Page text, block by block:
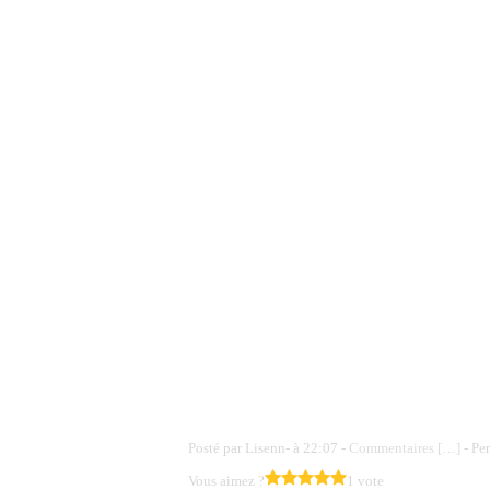
Posté par Lisenn- à 22:07 - Commentaires [ … ] -
Vous aimez ?
1 vote